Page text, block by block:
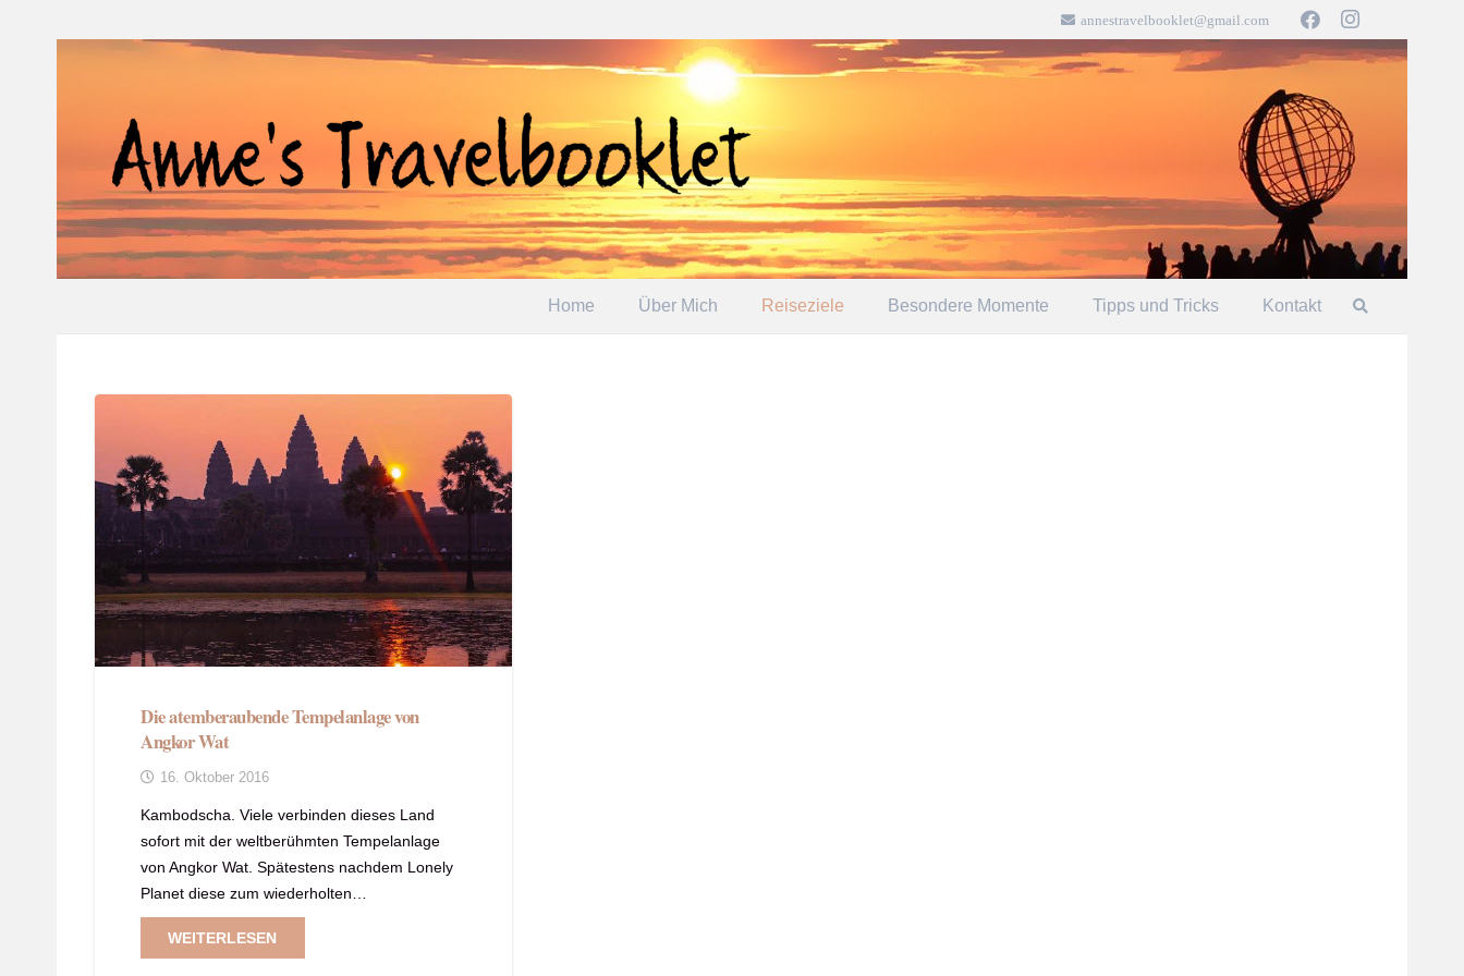
annestravelbooklet@gmail.com
Home Über Mich Reiseziele Besondere Momente Tipps und Tricks Kontakt
Die atemberaubende Tempelanlage von
Angkor Wat
16. Oktober 2016
Kambodscha. Viele verbinden dieses Land
sofort mit der weltberühmten Tempelanlage
von Angkor Wat. Spätestens nachdem Lonely
Planet diese zum wiederholten…
WEITERLESEN